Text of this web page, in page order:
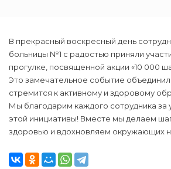
В прекрасный воскресный день
больницы №1 с радостью приняли
прогулке, посвященной акции «10 000
Это замечательное событие
стремится к активному и здоровому
Мы благодарим каждого сотрудника за
этой инициативы! Вместе мы делаем
здоровью и вдохновляем окружающих